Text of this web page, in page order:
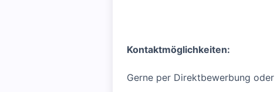
Kontaktmöglichkeiten:
Gerne per Direktbewerbung oder